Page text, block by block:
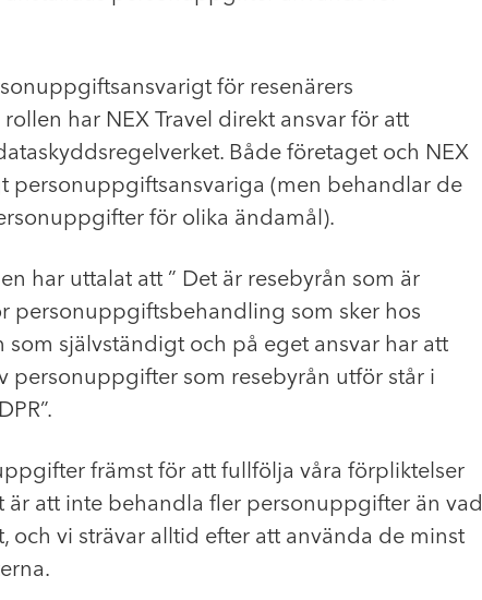
för resenärers
har NEX Travel direkt ansvar för att
Både företaget och NEX
personuppgiftsansvariga (men behandlar de
för olika ändamål).
har uttalat att ” Det är resebyrån som är
personuppgiftsbehandling som sker hos
som självständigt och på eget ansvar har att
personuppgifter som resebyrån utför står i
främst för att fullfölja våra förpliktelser
att inte behandla fler personuppgifter än vad
och vi strävar alltid efter att använda de minst